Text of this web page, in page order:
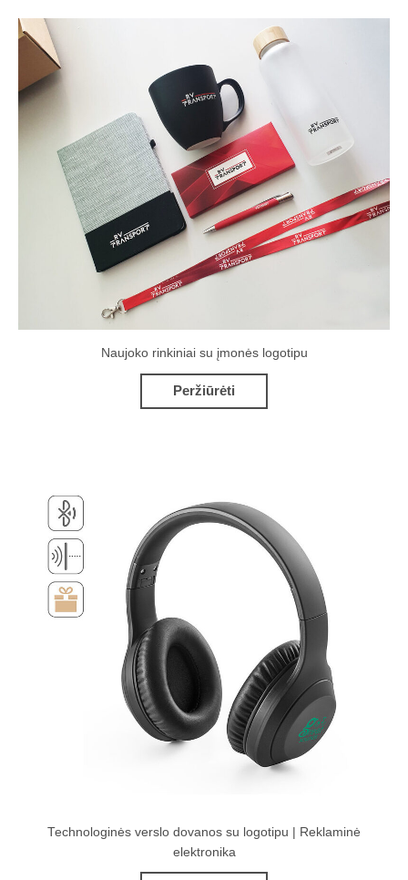
Naujoko rinkiniai su įmonės logotipu
Peržiūrėti
Technologinės verslo dovanos su logotipu | Reklaminė
elektronika